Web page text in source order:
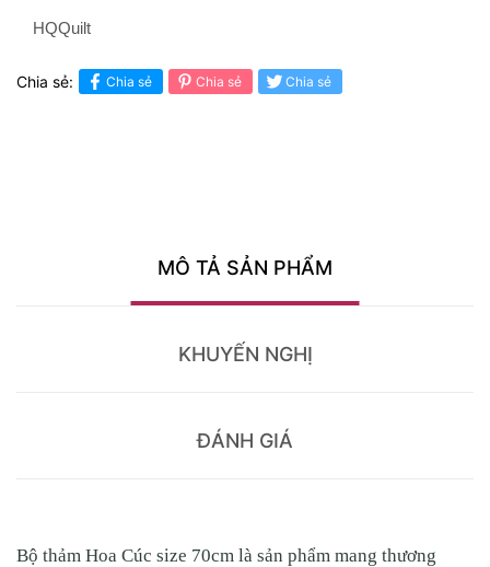
HQQuilt
Chia sẻ: Chia sẻ Chia sẻ Chia sẻ
MÔ TẢ SẢN PHẨM
KHUYẾN NGHỊ
ĐÁNH GIÁ
Bộ thảm Hoa Cúc size 70cm là sản phẩm mang thương